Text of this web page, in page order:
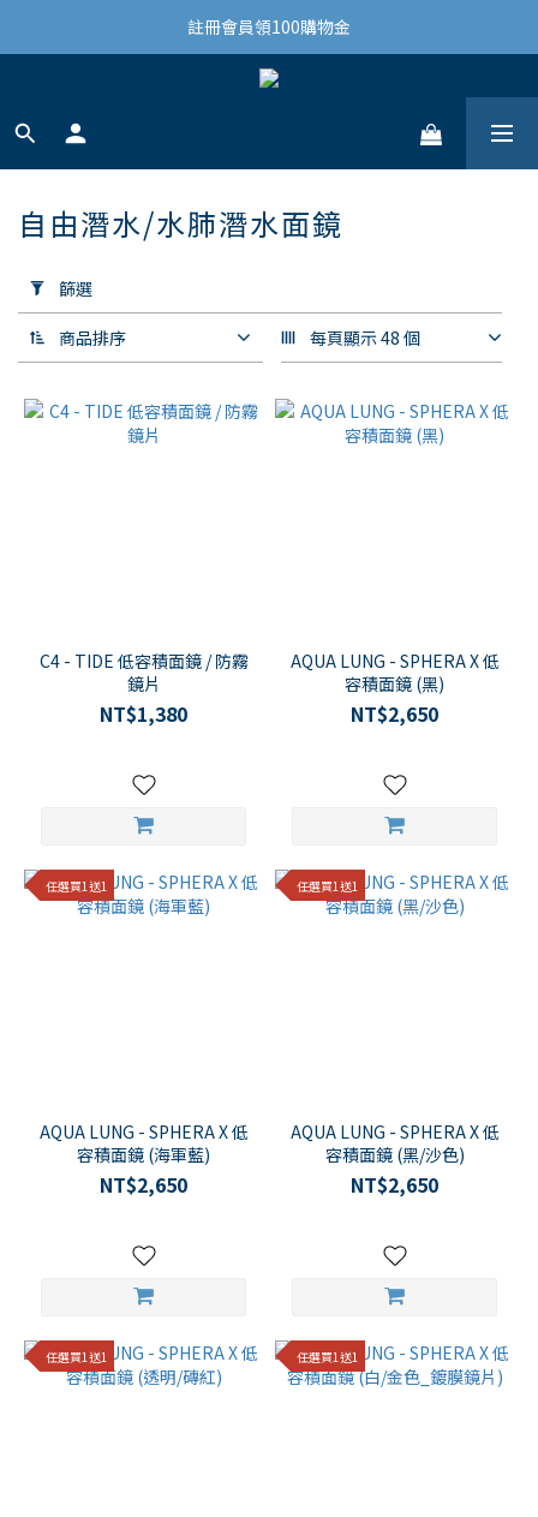
結帳滿3,000免運(限台灣)
註冊會員領100購物金
結帳滿3,000免運(限台灣)
用
篩
選
價格
牌
SCUBAPRO
(1)
IST
多
自由潛水/水肺潛水面鏡
篩選
商品排序 每頁顯示 48 個
C4 - TIDE 低容積面鏡 / 防霧
鏡片
NT$1,380
AQUA LUNG - SPHERA X 低
容積面鏡 (黑)
NT$2,650
任選買1送1
AQUA LUNG - SPHERA X 低
容積面鏡 (海軍藍)
NT$2,650
任選買1送1
AQUA LUNG - SPHERA X 低
容積面鏡 (黑/沙色)
NT$2,650
任選買1送1 任選買1送1